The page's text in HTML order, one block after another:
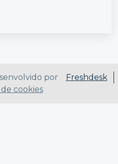
por
Freshdesk
cookies